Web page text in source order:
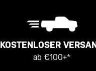
KOSTENLOSER
ab €100+*